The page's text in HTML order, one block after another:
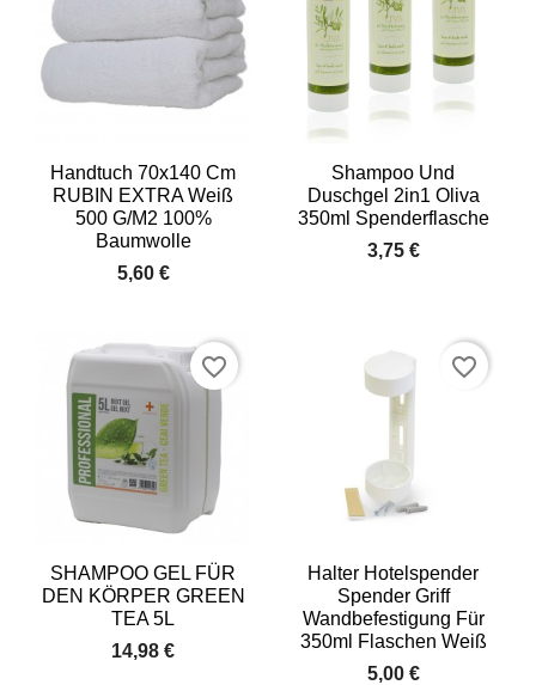
Handtuch 70x140 Cm
RUBIN EXTRA Weiß
500 G/m2 100%
Baumwolle
5,60 €
Shampoo Und
Duschgel 2in1 Oliva
350ml Spenderflasche
3,75 €
SHAMPOO GEL FÜR
DEN KÖRPER GREEN
TEA 5L
14,98 €
favorite_border
Halter Hotelspender
Spender Griff
Wandbefestigung Für
350ml Flaschen Weiß
5,00 €
favorite_border